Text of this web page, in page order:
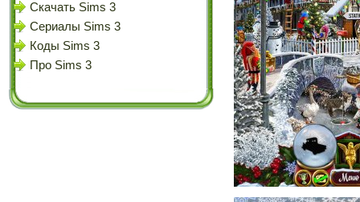
Скачать Sims 3
Сериалы Sims 3
Коды Sims 3
Про Sims 3